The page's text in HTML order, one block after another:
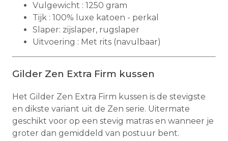
Vulgewicht : 1250 gram
Tijk : 100% luxe katoen - perkal
Slaper: zijslaper, rugslaper
Uitvoering : Met rits (navulbaar)
Gilder Zen Extra Firm kussen
Het Gilder Zen Extra Firm kussen is de stevigste
en dikste variant uit de Zen serie. Uitermate
geschikt voor op een stevig matras en wanneer je
groter dan gemiddeld van postuur bent.